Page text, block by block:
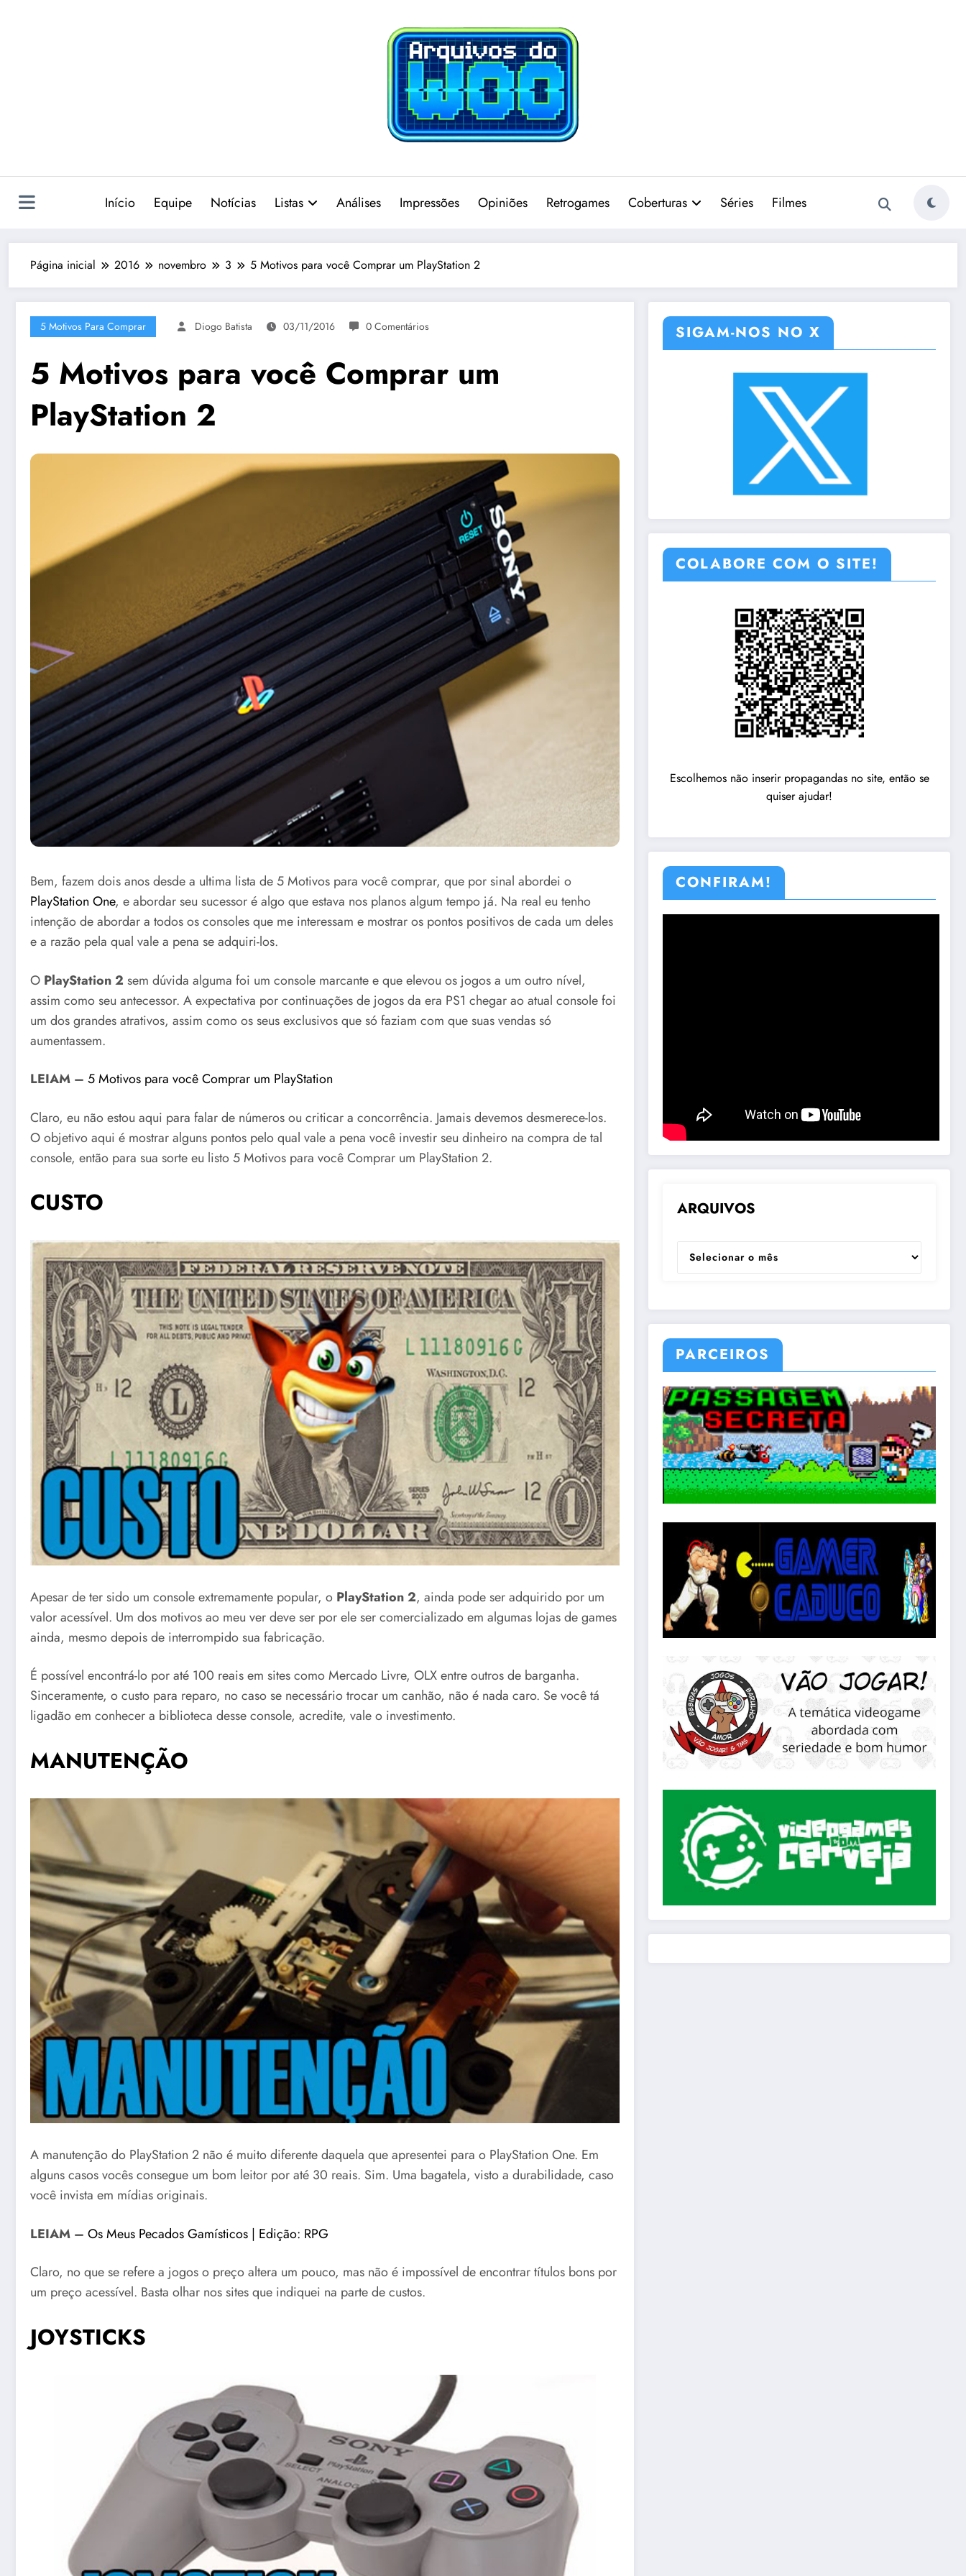
Início Equipe Notícias Listas Análises Impressões Opiniões Retrogames Coberturas Séries Filmes
Página inicial 2016 novembro 3 5 Motivos para você Comprar um PlayStation 2
5 Motivos Para Comprar Diogo Batista 03/11/2016 0 Comentários
5 Motivos para você Comprar um
PlayStation 2
Bem, fazem dois anos desde a ultima lista de 5 Motivos para você comprar, que por sinal abordei o
PlayStation One, e abordar seu sucessor é algo que estava nos planos algum tempo já. Na real eu tenho
intenção de abordar a todos os consoles que me interessam e mostrar os pontos positivos de cada um deles
e a razão pela qual vale a pena se adquiri-los.
O PlayStation 2 sem dúvida alguma foi um console marcante e que elevou os jogos a um outro nível,
assim como seu antecessor. A expectativa por continuações de jogos da era PS1 chegar ao atual console foi
um dos grandes atrativos, assim como os seus exclusivos que só faziam com que suas vendas só
aumentassem.
LEIAM – 5 Motivos para você Comprar um PlayStation
Claro, eu não estou aqui para falar de números ou criticar a concorrência. Jamais devemos desmerece-los.
O objetivo aqui é mostrar alguns pontos pelo qual vale a pena você investir seu dinheiro na compra de tal
console, então para sua sorte eu listo 5 Motivos para você Comprar um PlayStation 2.
CUSTO
Apesar de ter sido um console extremamente popular, o PlayStation 2, ainda pode ser adquirido por um
valor acessível. Um dos motivos ao meu ver deve ser por ele ser comercializado em algumas lojas de games
ainda, mesmo depois de interrompido sua fabricação.
É possível encontrá-lo por até 100 reais em sites como Mercado Livre, OLX entre outros de barganha.
Sinceramente, o custo para reparo, no caso se necessário trocar um canhão, não é nada caro. Se você tá
ligadão em conhecer a biblioteca desse console, acredite, vale o investimento.
MANUTENÇÃO
A manutenção do PlayStation 2 não é muito diferente daquela que apresentei para o PlayStation One. Em
alguns casos vocês consegue um bom leitor por até 30 reais. Sim. Uma bagatela, visto a durabilidade, caso
você invista em mídias originais.
LEIAM – Os Meus Pecados Gamísticos | Edição: RPG
Claro, no que se refere a jogos o preço altera um pouco, mas não é impossível de encontrar títulos bons por
um preço acessível. Basta olhar nos sites que indiquei na parte de custos.
JOYSTICKS
SIGAM-NOS NO X
COLABORE COM O SITE!
Escolhemos não inserir propagandas no site, então se
quiser ajudar!
CONFIRAM!
ARQUIVOS
ARQUIVOS
PARCEIROS